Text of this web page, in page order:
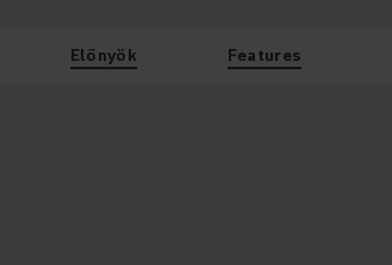
Előnyök Features